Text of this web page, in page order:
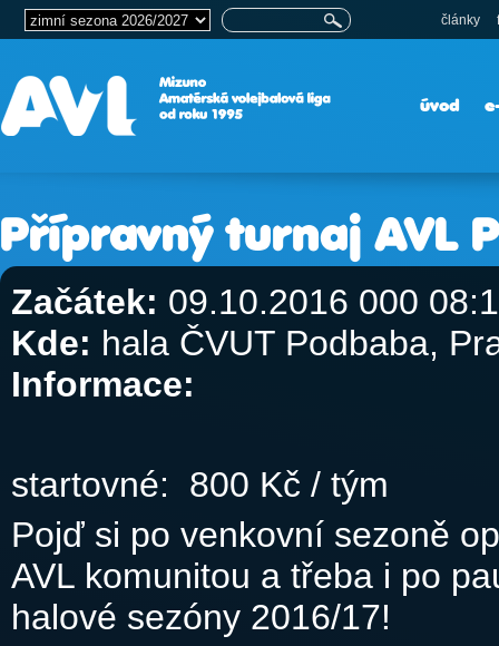
články
úvod
Přípravný turnaj AVL
Začátek: 09.10.2016 000
Kde: hala ČVUT Podbaba,
Informace:
startovné: 800 Kč / tým
Pojď si po venkovní sezoně
AVL komunitou a třeba i po
halové sezóny 2016/17!